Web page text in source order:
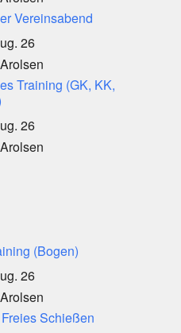
Vereinsabend
26
Training (GK, KK,
26
(Bogen)
26
Schießen